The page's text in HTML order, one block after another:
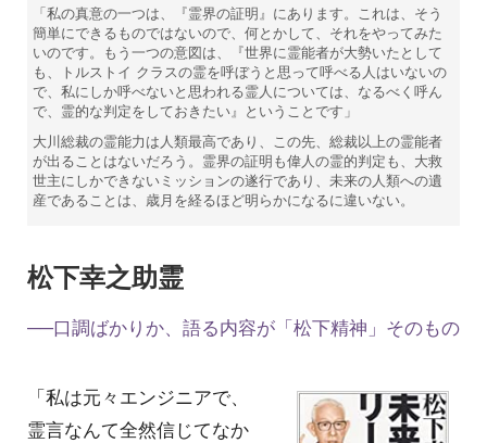
「私の真意の一つは、『霊界の証明』にあります。これは、そう
簡単にできるものではないので、何とかして、それをやってみた
いのです。もう一つの意図は、『世界に霊能者が大勢いたとして
も、トルストイ クラスの霊を呼ぼうと思って呼べる人はいないの
で、私にしか呼べないと思われる霊人については、なるべく呼ん
で、霊的な判定をしておきたい』ということです」
大川総裁の霊能力は人類最高であり、この先、総裁以上の霊能者
が出ることはないだろう。霊界の証明も偉人の霊的判定も、大救
世主にしかできないミッションの遂行であり、未来の人類への遺
産であることは、歳月を経るほど明らかになるに違いない。
松下幸之助霊
──口調ばかりか、語る内容が「松下精神」そのもの
「私は元々エンジニアで、
霊言なんて全然信じてなか